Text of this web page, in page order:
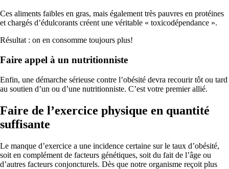
Ces aliments faibles en gras, mais également très pauvres en protéines
et chargés d’édulcorants créent une véritable « toxicodépendance ».
Résultat : on en consomme toujours plus!
Faire appel à un nutritionniste
Enfin, une démarche sérieuse contre l’obésité devra recourir tôt ou tard
au soutien d’un ou d’une nutritionniste. C’est votre premier allié.
Faire de l’exercice physique en quantité
suffisante
Le manque d’exercice a une incidence certaine sur le taux d’obésité,
soit en complément de facteurs génétiques, soit du fait de l’âge ou
d’autres facteurs conjoncturels. Dès que notre organisme reçoit plus